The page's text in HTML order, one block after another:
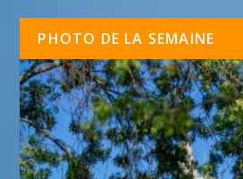
PHOTO DE LA SEMAINE